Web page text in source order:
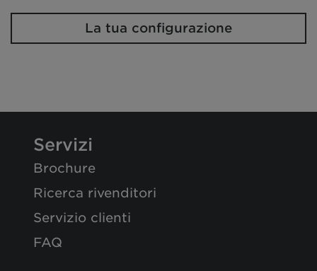
La tua configurazione
Servizi
Brochure
Ricerca rivenditori
Servizio clienti
FAQ